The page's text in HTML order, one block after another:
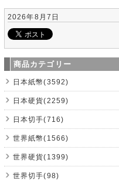
2026年8月7日
商品カテゴリー
日本紙幣(3592)
日本硬貨(2259)
日本切手(716)
世界紙幣(1566)
世界硬貨(1399)
世界切手(98)